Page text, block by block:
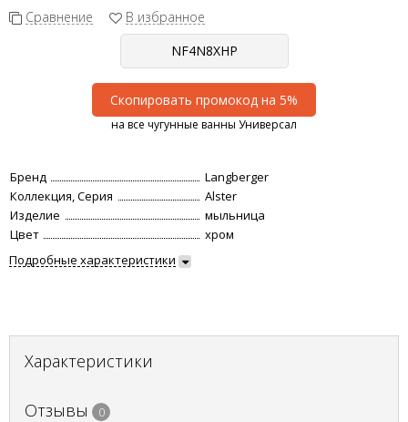
Сравнение В избранное
Скопировать промокод на 5%
на все чугунные ванны Универсал
Бренд
Langberger
Коллекция, Серия
Alster
Изделие
мыльница
Цвет
хром
Подробные характеристики
Характеристики
Отзывы 0